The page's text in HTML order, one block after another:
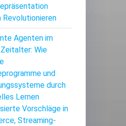
Revolutionieren
Agenten im
Wie
und
durch
Lernen
Vorschläge in
Streaming-